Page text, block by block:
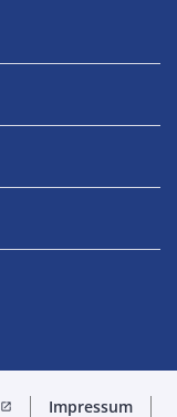
open_in_new Impressum